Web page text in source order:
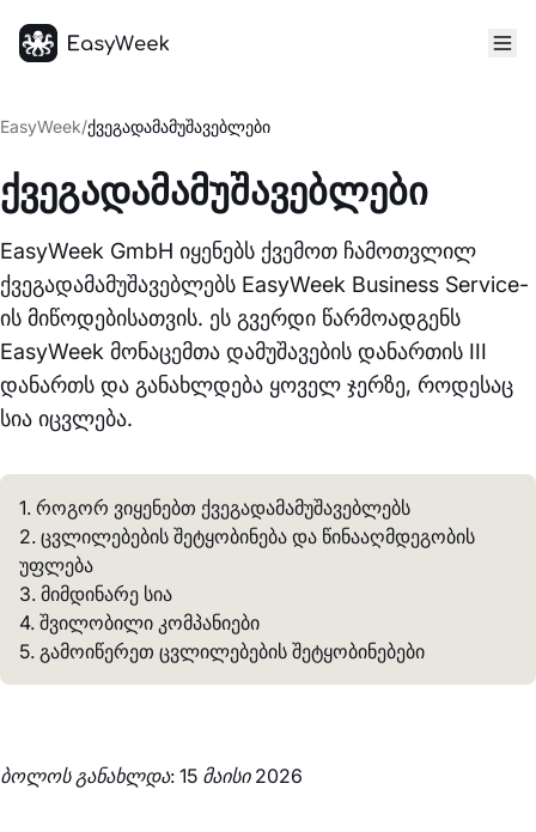
EasyWeek/ქვეგადამამუშავებლები
ქვეგადამამუშავებლები
EasyWeek GmbH იყენებს ქვემოთ ჩამოთვლილ
ქვეგადამამუშავებლებს EasyWeek Business Service-
ის მიწოდებისათვის. ეს გვერდი წარმოადგენს
EasyWeek მონაცემთა დამუშავების დანართის III
დანართს და განახლდება ყოველ ჯერზე, როდესაც
სია იცვლება.
1. როგორ ვიყენებთ ქვეგადამამუშავებლებს
2. ცვლილებების შეტყობინება და წინააღმდეგობის
უფლება
3. მიმდინარე სია
4. შვილობილი კომპანიები
5. გამოიწერეთ ცვლილებების შეტყობინებები
ბოლოს განახლდა: 15 მაისი 2026